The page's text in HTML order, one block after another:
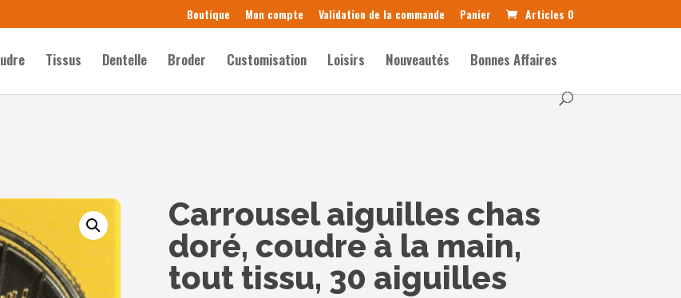
Boutique Mon compte Validation de la commande Panier Articles 0
Tissus Dentelle Broder Customisation Loisirs Nouveautés Bonnes Affaires
Carrousel aiguilles chas
doré, coudre à la main,
tout tissu, 30 aiguilles